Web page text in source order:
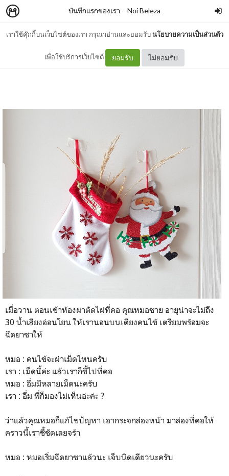
เราใช้คุ๊กกี้บนเว็บไซต์ของเรา กรุณาอ่านและยอมรับนโยบายความเป็นส่วนตัว
เพื่อใช้บริการเว็บไซต์ ยอมรับ ไม่ยอมรับ
บันทึกแรกของเรา – Noi Beleza
ไฝจ๋า.. bye bye
เมื่อวาน ตอนเข้าห้องผ่าตัดไฝที่คอ คุณหมอชาย อายุน่าจะไม่ถึง
30 น้ำเสียงอ่อนโยน ให้เรานอนบนเตียงคนไข้ เตรียมพร้อมจะ
ฉีดยาชาให้
หมอ : คนไข้จะผ่าเม็ดไหนครับ
เรา : เม็ดนี้ค่ะ แล้วเราก็ชี้ไปที่คอ
หมอ : อึ่มมีหลายเม็ดนะครับ
เรา : อึ่ม พี่ก็มองไม่เห็นอ่ะค่ะ ?
ว่าแล้วคุณหมอก็แก้ไขปัญหา เอากระจกส่องหน้า มาส่องที่คอให้
คราวนี้เราชี้ชัดเลยจร้า
หมอ : หมอเริ่มฉีดยาชาแล้วนะ เจ็บนิดเดียวนะครับ